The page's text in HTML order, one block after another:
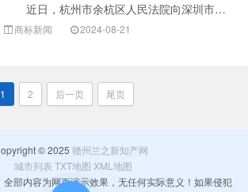
近日，杭州市余杭区人民法院向深圳市恒盈光通科技有限公司公告送达原告华为技术有限公司与其侵害商标权及不正当竞争纠纷一案判决书。内容显示，法院判决被告···
商标新闻 2024-08-21
1 2 后一页 尾页
© 2025 赣州兰之新知产网
城市列表 TXT地图 XML地图
部内容为网页演示效果，无任何实际意义！如果侵犯